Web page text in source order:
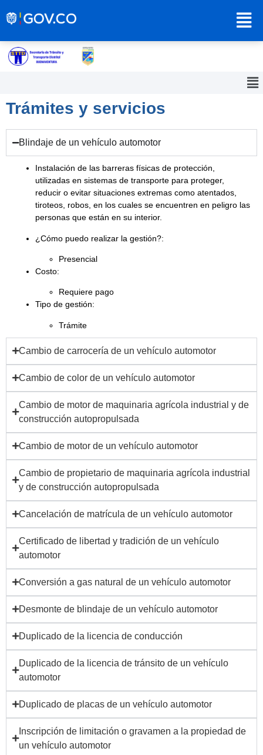
Trámites y servicios
Blindaje de un vehículo automotor
Instalación de las barreras físicas de protección,
utilizadas en sistemas de transporte para proteger,
reducir o evitar situaciones extremas como atentados,
tiroteos, robos, en los cuales se encuentren en peligro las
personas que están en su interior.
¿Cómo puedo realizar la gestión?:
Presencial
Costo:
Requiere pago
Tipo de gestión:
Trámite
Cambio de carrocería de un vehículo automotor
Cambio de color de un vehículo automotor
Cambio de motor de maquinaria agrícola industrial y de
construcción autopropulsada
Cambio de motor de un vehículo automotor
Cambio de propietario de maquinaria agrícola industrial
y de construcción autopropulsada
Cancelación de matrícula de un vehículo automotor
Certificado de libertad y tradición de un vehículo
automotor
Conversión a gas natural de un vehículo automotor
Desmonte de blindaje de un vehículo automotor
Duplicado de la licencia de conducción
Duplicado de la licencia de tránsito de un vehículo
automotor
Duplicado de placas de un vehículo automotor
Inscripción de limitación o gravamen a la propiedad de
un vehículo automotor